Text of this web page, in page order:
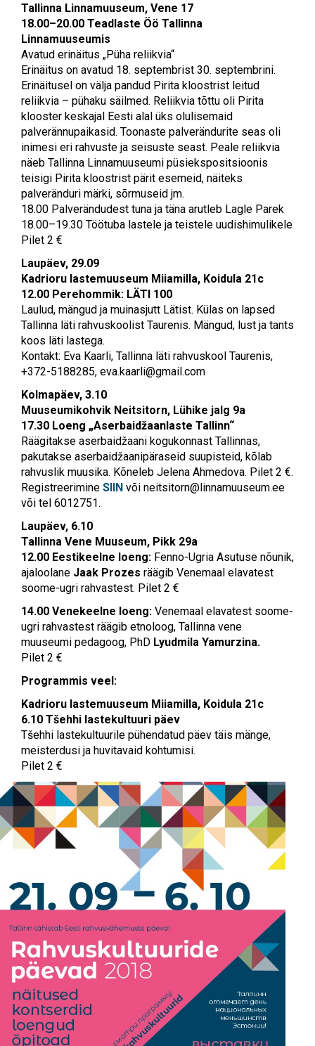
Tallinna Linnamuuseum, Vene 17
18.00–20.00 Teadlaste Öö Tallinna
Linnamuuseumis
Avatud erinäitus „Püha reliikvia“
Erinäitus on avatud 18. septembrist 30. septembrini.
Erinäitusel on välja pandud Pirita kloostrist leitud
reliikvia – pühaku säilmed. Reliikvia tõttu oli Pirita
klooster keskajal Eesti alal üks olulisemaid
palverännupaikasid. Toonaste palverändurite seas oli
inimesi eri rahvuste ja seisuste seast. Peale reliikvia
näeb Tallinna Linnamuuseumi püsiekspositsioonis
teisigi Pirita kloostrist pärit esemeid, näiteks
palveränduri märki, sõrmuseid jm.
18.00 Palverändudest tuna ja täna arutleb Lagle Parek
18.00–19.30 Töötuba lastele ja teistele uudishimulikele
Pilet 2 €
Laupäev, 29.09
Kadrioru lastemuuseum Miiamilla, Koidula 21c
12.00 Perehommik: LÄTI 100
Laulud, mängud ja muinasjutt Lätist. Külas on lapsed
Tallinna läti rahvuskoolist Taurenis. Mängud, lust ja tants
koos läti lastega.
Kontakt: Eva Kaarli, Tallinna läti rahvuskool Taurenis,
+372-5188285, eva.kaarli@gmail.com
Kolmapäev, 3.10
Muuseumikohvik Neitsitorn, Lühike jalg 9a
17.30 Loeng „Aserbaidžaanlaste Tallinn“
Räägitakse aserbaidžaani kogukonnast Tallinnas,
pakutakse aserbaidžaanipäraseid suupisteid, kõlab
rahvuslik muusika. Kõneleb Jelena Ahmedova. Pilet 2 €.
Registreerimine SIIN või neitsitorn@linnamuuseum.ee
või tel 6012751.
Laupäev, 6.10
Tallinna Vene Muuseum, Pikk 29a
12.00 Eestikeelne loeng: Fenno-Ugria Asutuse nõunik,
ajaloolane Jaak Prozes räägib Venemaal elavatest
soome-ugri rahvastest. Pilet 2 €
14.00 Venekeelne loeng: Venemaal elavatest soome-
ugri rahvastest räägib etnoloog, Tallinna vene
muuseumi pedagoog, PhD Lyudmila Yamurzina.
Pilet 2 €
Programmis veel:
Kadrioru lastemuuseum Miiamilla, Koidula 21c
6.10 Tšehhi lastekultuuri päev
Tšehhi lastekultuurile pühendatud päev täis mänge,
meisterdusi ja huvitavaid kohtumisi.
Pilet 2 €